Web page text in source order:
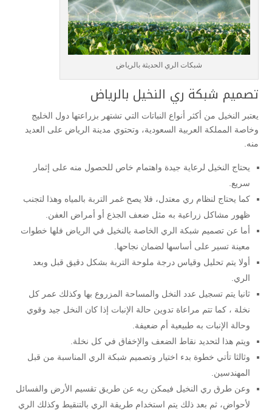
شبكات الري الحديثة بالرياض
تصميم شبكة ري النخيل بالرياض
يعتبر النخيل من أكثر أنواع النباتات التي تشتهر بزراعتها دول الخليج
وخاصة المملكة العربية السعودية، وتحتوي مدينة الرياض على العديد
منه.
يحتاج النخيل لرعاية جيدة واهتمام خاص للحصول منه على إثمار
سريع.
كما يحتاج لنظام ري معتدل، فلا يصح غمر التربة بالمياه وهذا لتجنب
ظهور مشاكل زراعية به مثل ضعف الجذع أو أمراض العفن.
أما عن تصميم شبكة الري الخاصة بالنخيل في الرياض فلها خطوات
معينة تسير على أساسها لضمان نجاحها.
أولا يتم تحليل وقياس درجة ملوحة التربة بشكل دقيق قبل وبعد
الري.
ثانيا يتم تسجيل عدد النخل والمساحة المزروع بها وكذلك عمر كل
نخلة ، كما تتم مراعاة تدوين حالة الإنبات إذا كان النخل جيد وقوي
وحالة الإنبات به طبيعية أم ضعيفة.
ويتم هذا لتحديد نقاط الضعف والإخفاق في كل نخلة.
وثالثا تأتي خطوة بدء اختيار وتصميم شبكة الري المناسبة من قبل
المهندسين.
وعن طرق ري النخيل فيمكن ريه عن طريق تقسيم الأرض والفسائل
لأحواض، ثم بعد ذلك يتم استخدام طريقة الري بالتنقيط وكذلك الري